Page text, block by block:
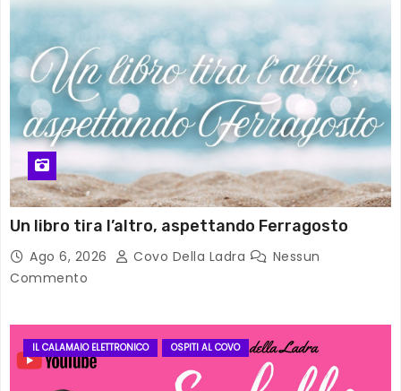
Un libro tira l’altro, aspettando Ferragosto
Ago 6, 2026 Covo Della Ladra
Nessun
Commento
IL CALAMAIO ELETTRONICO OSPITI AL COVO